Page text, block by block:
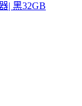
| 黑32GB